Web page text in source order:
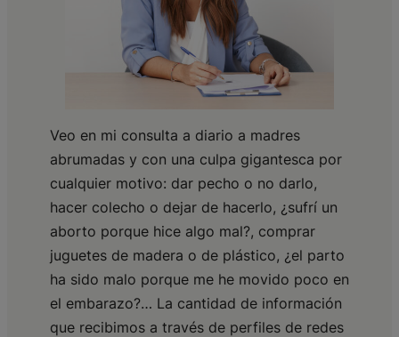
Veo en mi consulta a diario a madres
abrumadas y con una culpa gigantesca por
cualquier motivo: dar pecho o no darlo,
hacer colecho o dejar de hacerlo, ¿sufrí un
aborto porque hice algo mal?, comprar
juguetes de madera o de plástico, ¿el parto
ha sido malo porque me he movido poco en
el embarazo?… La cantidad de información
que recibimos a través de perfiles de redes